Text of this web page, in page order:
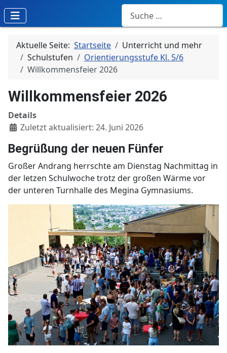
Suchen
Aktuelle Seite: Startseite
Unterricht und mehr
Schulstufen
Orientierungsstufe Kl. 5/6
Willkommensfeier 2026
Willkommensfeier 2026
Details
Zuletzt aktualisiert: 24. Juni 2026
Begrüßung der neuen Fünfer
Großer Andrang herrschte am Dienstag Nachmittag in
der letzen Schulwoche trotz der großen Wärme vor
der unteren Turnhalle des Megina Gymnasiums.